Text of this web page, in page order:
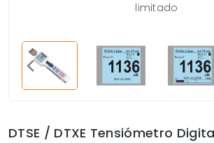
limitado
DTSE / DTXE Tensiómetro